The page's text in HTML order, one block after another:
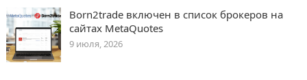
Born2trade включен в список брокеров на
сайтах MetaQuotes
9 июля, 2026